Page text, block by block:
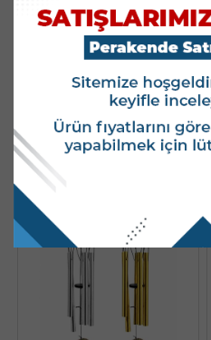
Metal Nazar Boncuğu Rüzgar
Çanı Alk5327
Stok Miktarı : 904 ADET
Fiyatları Görmek İçin
Kullanıcı Girişi Yapınız.
Yeni